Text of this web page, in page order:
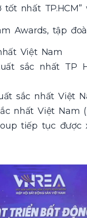
nhất TP.HCM”
Awards, tập
Việt Nam
sắc nhất TP
sắc nhất Việt
nhất Việt Nam
tiếp tục